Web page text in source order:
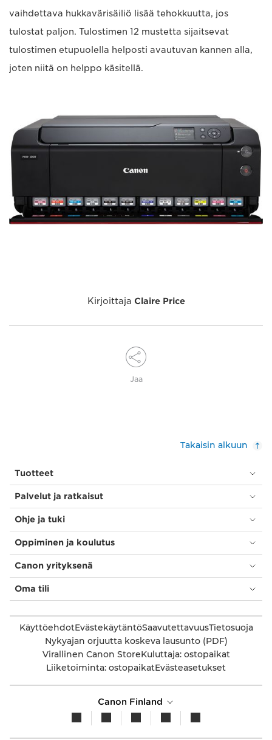
vaihdettava hukkavärisäiliö lisää tehokkuutta, jos
tulostat paljon. Tulostimen 12 mustetta sijaitsevat
tulostimen etupuolella helposti avautuvan kannen alla,
joten niitä on helppo käsitellä.
Kirjoittaja Claire Price
Jaa
Takaisin alkuun
Tuotteet
Palvelut ja ratkaisut
Ohje ja tuki
Oppiminen ja koulutus
Canon yrityksenä
Oma tili
KäyttöehdotEvästekäytäntöSaavutettavuusTietosuoja
Nykyajan orjuutta koskeva lausunto (PDF)
Virallinen Canon StoreKuluttaja: ostopaikat
Liiketoiminta: ostopaikatEvästeasetukset
Canon Finland